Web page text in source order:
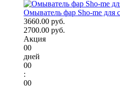
Омыватель фар Sho-me для
3660.00 руб.
2700.00 руб.
Акция
00
дней
00
:
00